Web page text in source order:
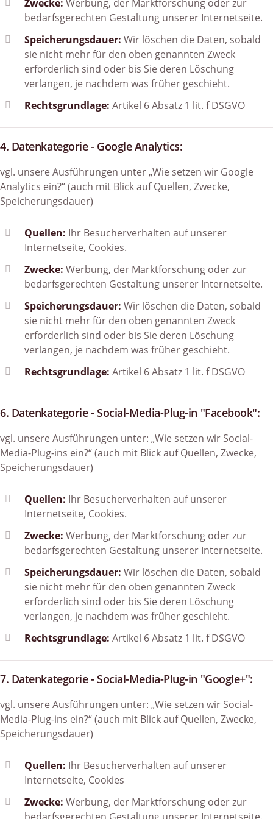
Zwecke: Werbung, der Marktforschung oder zur
bedarfsgerechten Gestaltung unserer Internetseite.
Speicherungsdauer: Wir löschen die Daten, sobald
sie nicht mehr für den oben genannten Zweck
erforderlich sind oder bis Sie deren Löschung
verlangen, je nachdem was früher geschieht.
Rechtsgrundlage: Artikel 6 Absatz 1 lit. f DSGVO
4. Datenkategorie - Google Analytics:
vgl. unsere Ausführungen unter „Wie setzen wir Google
Analytics ein?“ (auch mit Blick auf Quellen, Zwecke,
Speicherungsdauer)
Quellen: Ihr Besucherverhalten auf unserer
Internetseite, Cookies.
Zwecke: Werbung, der Marktforschung oder zur
bedarfsgerechten Gestaltung unserer Internetseite.
Speicherungsdauer: Wir löschen die Daten, sobald
sie nicht mehr für den oben genannten Zweck
erforderlich sind oder bis Sie deren Löschung
verlangen, je nachdem was früher geschieht.
Rechtsgrundlage: Artikel 6 Absatz 1 lit. f DSGVO
6. Datenkategorie - Social-Media-Plug-in "Facebook":
vgl. unsere Ausführungen unter: „Wie setzen wir Social-
Media-Plug-ins ein?“ (auch mit Blick auf Quellen, Zwecke,
Speicherungsdauer)
Quellen: Ihr Besucherverhalten auf unserer
Internetseite, Cookies.
Zwecke: Werbung, der Marktforschung oder zur
bedarfsgerechten Gestaltung unserer Internetseite.
Speicherungsdauer: Wir löschen die Daten, sobald
sie nicht mehr für den oben genannten Zweck
erforderlich sind oder bis Sie deren Löschung
verlangen, je nachdem was früher geschieht.
Rechtsgrundlage: Artikel 6 Absatz 1 lit. f DSGVO
7. Datenkategorie - Social-Media-Plug-in "Google+":
vgl. unsere Ausführungen unter: „Wie setzen wir Social-
Media-Plug-ins ein?“ (auch mit Blick auf Quellen, Zwecke,
Speicherungsdauer)
Quellen: Ihr Besucherverhalten auf unserer
Internetseite, Cookies
Zwecke: Werbung, der Marktforschung oder zur